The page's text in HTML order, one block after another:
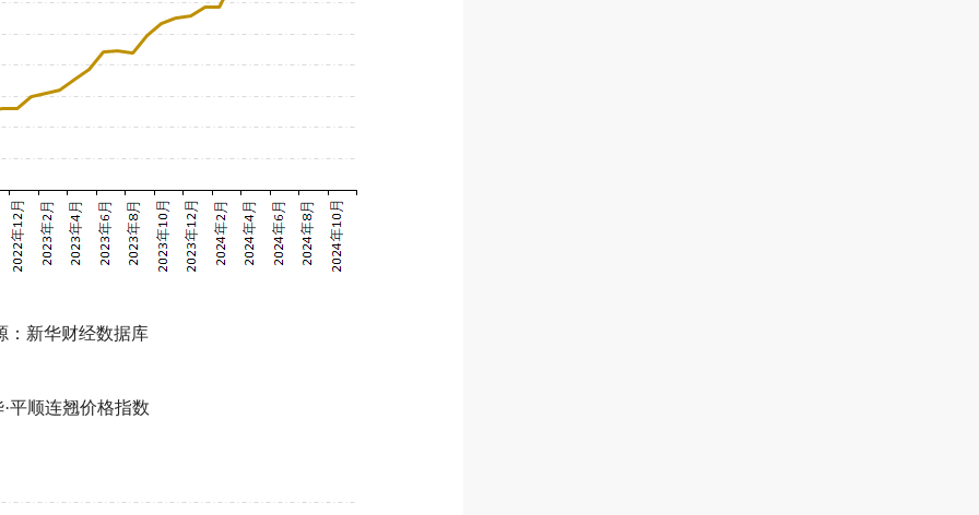
：新华财经数据库
平顺连翘价格指数